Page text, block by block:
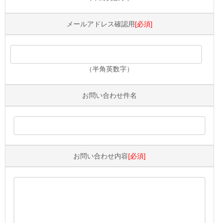
メールアドレス確認用[必須]
（半角英数字）
お問い合わせ件名
お問い合わせ内容[必須]